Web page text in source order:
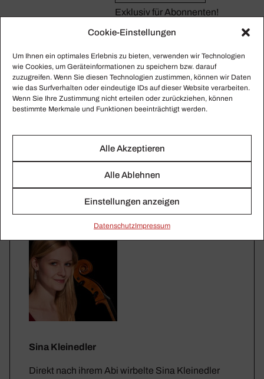
Cookie-Einstellungen
Um Ihnen ein optimales Erlebnis zu bieten, verwenden wir Technologien
wie Cookies, um Geräteinformationen zu speichern bzw. darauf
zuzugreifen. Wenn Sie diesen Technologien zustimmen, können wir Daten
wie das Surfverhalten oder eindeutige IDs auf dieser Website verarbeiten.
Wenn Sie Ihre Zustimmung nicht erteilen oder zurückziehen, können
bestimmte Merkmale und Funktionen beeinträchtigt werden.
Alle Akzeptieren
Alle Ablehnen
Einstellungen anzeigen
Daten­schutzImpressum
Exklusiv für Abonnenten!
Sina Kleinedler
Direkt nach ihrem Abi wirbelte Sina Kleinedler